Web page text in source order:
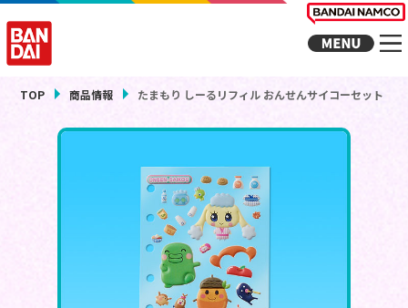
TOP 商品情報 たまもり しーるリフィル おんせんサイコーセット